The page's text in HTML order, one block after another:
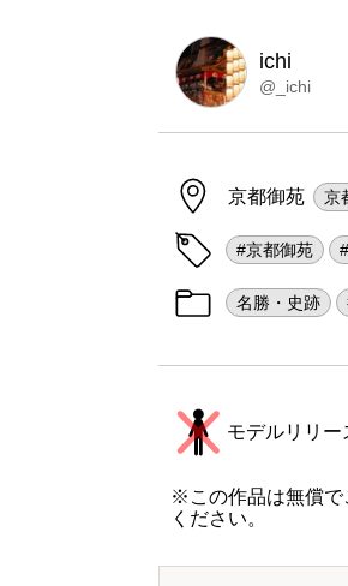
ichi
@_ichi
京都御苑 京
#京都御苑
名勝・史跡
モデルリリー
※この作品は無償で
ください。